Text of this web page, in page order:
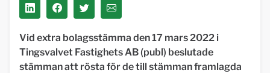
Vid extra bolagsstämma den 17 mars 2022 i
Tingsvalvet Fastighets AB (publ) beslutade
stämman att rösta för de till stämman framlagda